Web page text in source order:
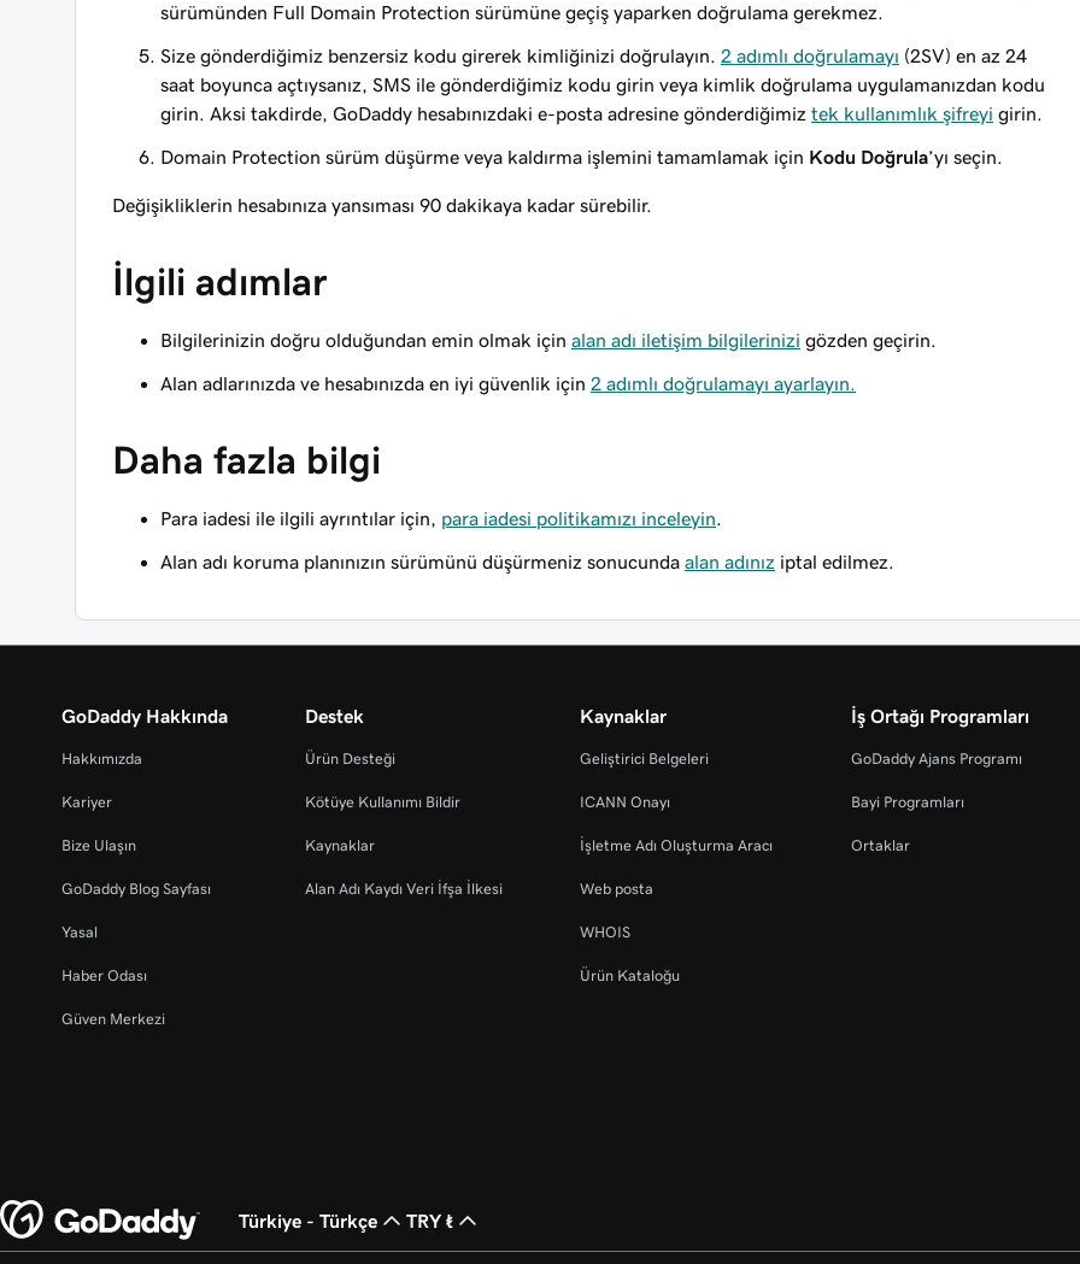
sürümünden Full Domain Protection sürümüne geçiş yaparken doğrulama gerekmez.
Size gönderdiğimiz benzersiz kodu girerek kimliğinizi doğrulayın. 2 adımlı doğrulamayı (2SV) en az 24
saat boyunca açtıysanız, SMS ile gönderdiğimiz kodu girin veya kimlik doğrulama uygulamanızdan kodu
girin. Aksi takdirde, GoDaddy hesabınızdaki e-posta adresine gönderdiğimiz tek kullanımlık şifreyi girin.
Domain Protection sürüm düşürme veya kaldırma işlemini tamamlamak için Kodu Doğrula’yı seçin.
Değişikliklerin hesabınıza yansıması 90 dakikaya kadar sürebilir.
İlgili adımlar
Bilgilerinizin doğru olduğundan emin olmak için alan adı iletişim bilgilerinizi gözden geçirin.
Alan adlarınızda ve hesabınızda en iyi güvenlik için 2 adımlı doğrulamayı ayarlayın.
Daha fazla bilgi
Para iadesi ile ilgili ayrıntılar için, para iadesi politikamızı inceleyin
Alan adı koruma planınızın sürümünü düşürmeniz sonucunda alan adınız iptal edilmez
GoDaddy Hakkında
Hakkımızda
Kariyer
Bize Ulaşın
GoDaddy Blog Sayfası
Yasal
Haber Odası
Güven Merkezi
Destek
Ürün Desteği
Kötüye Kullanımı Bildir
Kaynaklar
Alan Adı Kaydı Veri İfşa İlkesi
Kaynaklar
Geliştirici Belgeleri
ICANN Onayı
İşletme Adı Oluşturma Aracı
Web posta
WHOIS
Ürün Kataloğu
İş Ortağı Programları
GoDaddy Ajans Programı
Bayi Programları
Ortaklar
Türkiye - Türkçe TRY ₺